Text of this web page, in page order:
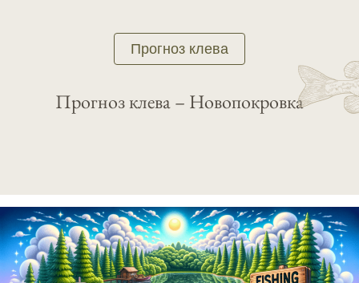
Прогноз клева
Прогноз клева – Новопокровка